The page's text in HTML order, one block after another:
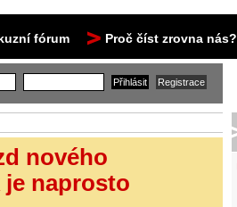
fórum Proč číst zrovna nás?
nového
je naprosto